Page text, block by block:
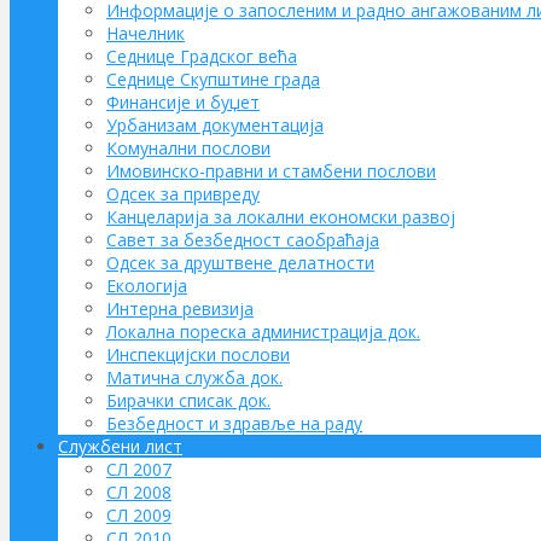
Информације о запосленим и радно ангажованим
Начелник
Седнице Градског већа
Седнице Скупштине града
Финансије и буџет
Урбанизам документација
Комунални послови
Имовинско-правни и стамбени послови
Одсек за привреду
Канцеларија за локални економски развој
Савет за безбедност саобраћаја
Одсек за друштвене делатности
Eкологија
Интерна ревизија
Локална пореска администрација док.
Инспекцијски послови
Матична служба док.
Бирачки списак док.
Безбедност и здравље на раду
Службени лист
СЛ 2007
СЛ 2008
СЛ 2009